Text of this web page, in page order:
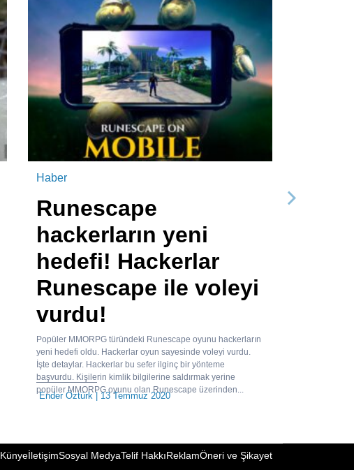
Haber
Runescape
hackerların yeni
hedefi! Hackerlar
Runescape ile voleyi
vurdu!
Popüler MMORPG türündeki Runescape oyunu hackerların
yeni hedefi oldu. Hackerlar oyun sayesinde voleyi vurdu.
İşte detaylar. Hackerlar bu sefer ilginç bir yönteme
başvurdu. Kişilerin kimlik bilgilerine saldırmak yerine
popüler MMORPG oyunu olan Runescape üzerinden...
Ender Öztürk| 13 Temmuz 2020
Sonraki
KünyeİletişimSosyal MedyaTelif HakkıReklamÖneri ve Şikayet